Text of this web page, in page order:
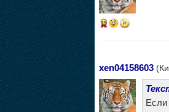
15
xen04158603
Если